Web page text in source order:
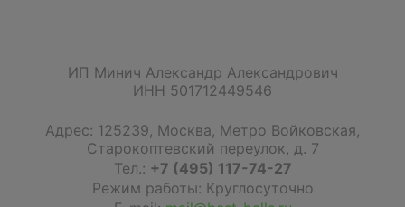
ИП Минич Александр Александрович
ИНН 501712449546
Адрес: 125239, Москва, Метро Войковская,
Старокоптевский переулок, д. 7
Тел.: +7 (495) 117-74-27
Режим работы: Круглосуточно